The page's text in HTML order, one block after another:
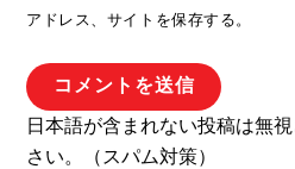
アドレス、サイトを保存する。
日本語が含まれない投稿は無
さい。（スパム対策）